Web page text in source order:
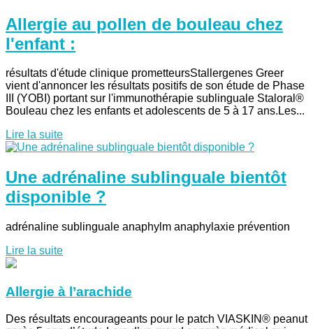
Allergie au pollen de bouleau chez
l'enfant :
résultats d'étude clinique prometteursStallergenes Greer
vient d'annoncer les résultats positifs de son étude de Phase
III (YOBI) portant sur l'immunothérapie sublinguale Staloral®
Bouleau chez les enfants et adolescents de 5 à 17 ans.Les...
Lire la suite
Une adrénaline sublinguale bientôt
disponible ?
adrénaline sublinguale anaphylm anaphylaxie prévention
Lire la suite
Allergie à l’arachide
Des résultats encourageants pour le patch VIASKIN® peanut